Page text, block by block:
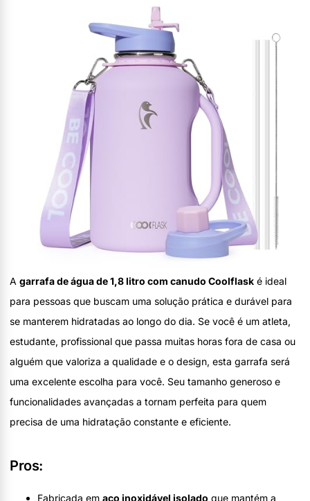
A garrafa de água de 1,8 litro com canudo Coolflask é ideal
para pessoas que buscam uma solução prática e durável para
se manterem hidratadas ao longo do dia. Se você é um atleta,
estudante, profissional que passa muitas horas fora de casa ou
alguém que valoriza a qualidade e o design, esta garrafa será
uma excelente escolha para você. Seu tamanho generoso e
funcionalidades avançadas a tornam perfeita para quem
precisa de uma hidratação constante e eficiente.
Pros:
Fabricada em aço inoxidável isolado que mantém a